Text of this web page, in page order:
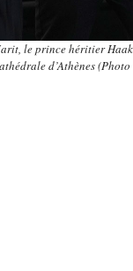
le prince héritier
d’Athènes